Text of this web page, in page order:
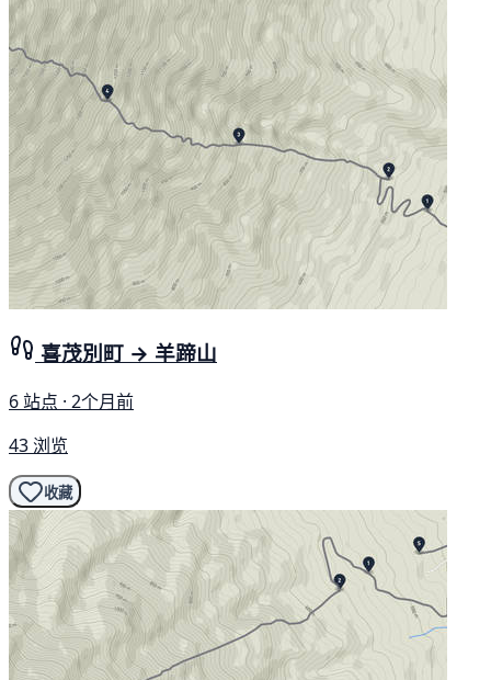
喜茂別町 → 羊蹄山
6 站点 · 2个月前
43 浏览
收藏